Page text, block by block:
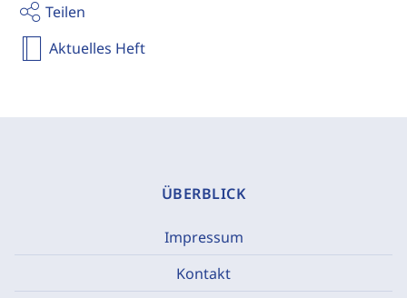
Teilen
Aktuelles Heft
ÜBERBLICK
Impressum
Kontakt